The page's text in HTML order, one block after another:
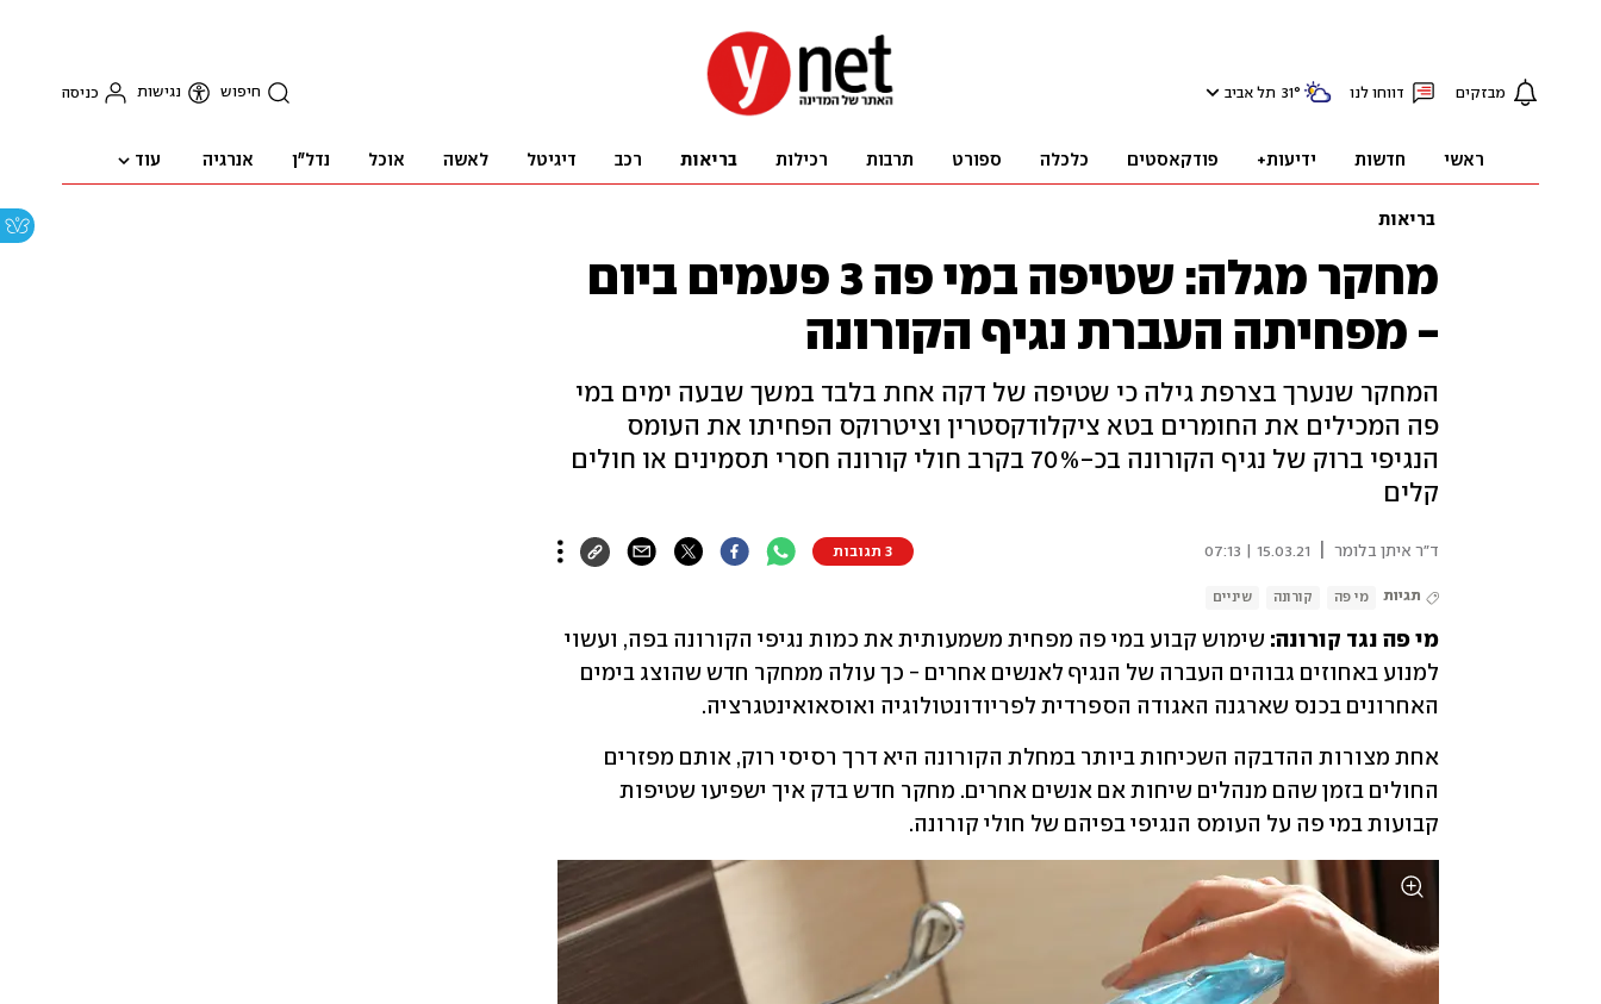
מבזקים דווחו לנו 31° תל אביב חיפוש נגישות כניסה
ראשי חדשות ידיעות+ פודקאסטים כלכלה ספורט תרבות רכילות בריאות רכב דיגיטל לאשה אוכל נדל"ן אנרגיה עוד
בריאות
מחקר מגלה: שטיפה במי פה 3 פעמים ביום
- מפחיתה העברת נגיף הקורונה
המחקר שנערך בצרפת גילה כי שטיפה של דקה אחת בלבד במשך שבעה ימים במי
פה המכילים את החומרים בטא ציקלודקסטרין וציטרוקס הפחיתו את העומס
הנגיפי ברוק של נגיף הקורונה בכ-70% בקרב חולי קורונה חסרי תסמינים או חולים
קלים
ד"ר איתן בלומר 15.03.21 | 07:13 3 תגובות
תגיות מי פה קורונה שיניים
מי פה נגד קורונה:
האחרונים בכנס שארגנה האגודה הספרדית לפריודונטולוגיה ואוסאואינטגרציה.
קבועות במי פה על העומס הנגיפי בפיהם של חולי קורונה.